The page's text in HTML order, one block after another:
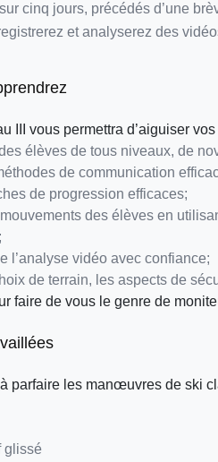
cinq jours, précédés d’une
et analyserez des
III vous permettra d’aiguiser
élèves de tous niveaux, de
de communication
de progression efficaces;
des élèves en
l’analyse vidéo avec confiance;
de terrain, les aspects de
faire de vous le genre de
parfaire les manœuvres de ski
glissé